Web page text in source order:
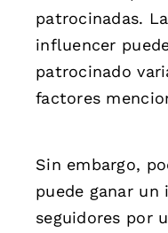
patrocinadas.
influencer
patrocinado
factores
Sin embargo,
puede ganar
seguidores por